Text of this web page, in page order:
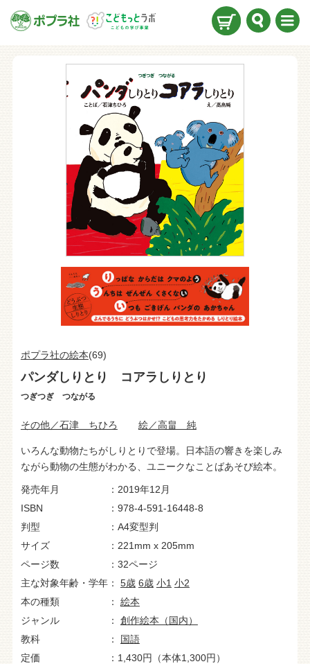
ポプラ社の絵本(69)
パンダしりとり コアラしりとり
つぎつぎ つながる
その他／石津 ちひろ 絵／高畠 純
いろんな動物たちがしりとりで登場。日本語の響きを楽しみ
ながら動物の生態がわかる、ユニークなことばあそび絵本。
発売年月
2019年12月
ISBN
978-4-591-16448-8
判型
A4変型判
サイズ
221mm x 205mm
ページ数
32ページ
主な対象年齢・学年
5歳 6歳 小1 小2
本の種類
絵本
ジャンル
創作絵本（国内）
教科
国語
定価
1,430円（本体1,300円）